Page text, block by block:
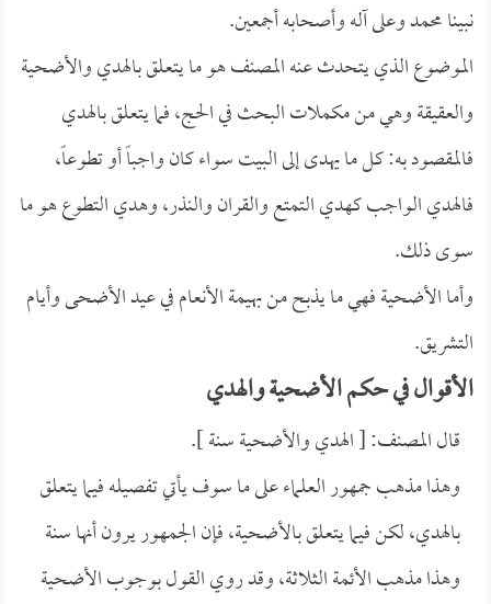
نبينا محمد وعلى آله وأصحابه أجمعين.
الموضوع الذي يتحدث عنه المصنف هو ما يتعلق بالهدي والأضحية
والعقيقة وهي من مكملات البحث في الحج، فما يتعلق بالهدي
فالمقصود به: كل ما يهدى إلى البيت سواء كان واجباً أو تطوعاً،
فالهدي الواجب كهدي التمتع والقران والنذر، وهدي التطوع هو ما
سوى ذلك.
وأما الأضحية فهي ما يذبح من بهيمة الأنعام في عيد الأضحى وأيام
التشريق.
الأقوال في حكم الأضحية والهدي
قال المصنف: [ الهدي والأضحية سنة ].
وهذا مذهب جمهور العلماء على ما سوف يأتي تفصيله فيما يتعلق
بالهدي، لكن فيما يتعلق بالأضحية، فإن الجمهور يرون أنها سنة
وهذا مذهب الأئمة الثلاثة، وقد روي القول بوجوب الأضحية